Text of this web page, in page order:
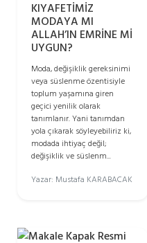
KIYAFETİMİZ
MODAYA MI
ALLAH’IN EMRİNE Mİ
UYGUN?
Moda, değişiklik gereksinimi
veya süslenme özentisiyle
toplum yaşamına giren
geçici yenilik olarak
tanımlanır. Yani tanımdan
yola çıkarak söyleyebiliriz ki,
modada ihtiyaç değil;
değişiklik ve süslenm...
Yazar: Mustafa KARABACAK